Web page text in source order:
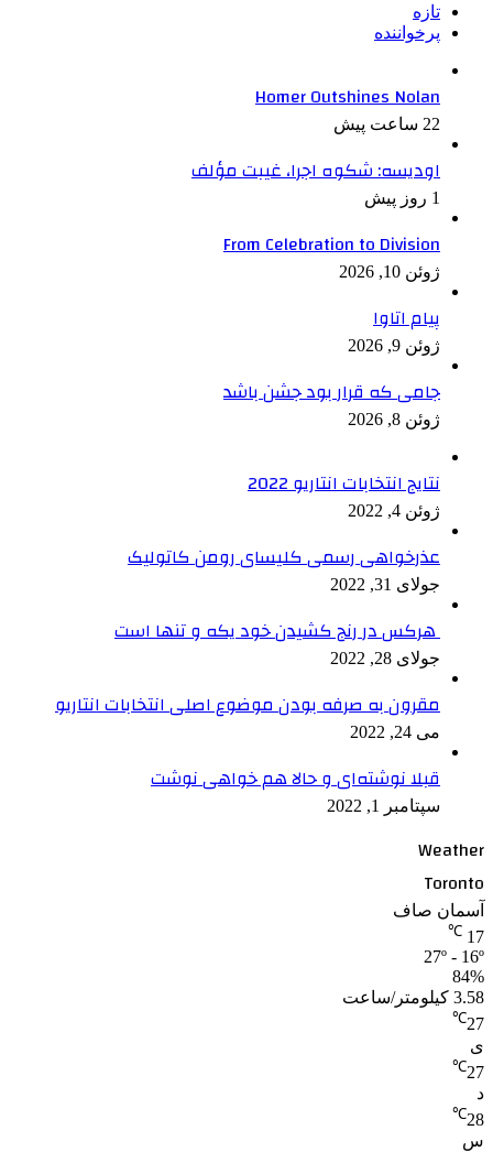
تازه
پرخواننده
Homer Outshines Nolan
22 ساعت پیش
اودیسه: شکوه اجرا، غیبت مؤلف
1 روز پیش
From Celebration to Division
ژوئن 10, 2026
پیام اتاوا
ژوئن 9, 2026
جامی که قرار بود جشن باشد
ژوئن 8, 2026
نتایج انتخابات انتاریو 2022
ژوئن 4, 2022
عذرخواهی رسمی کلیسای رومن کاتولیک
جولای 31, 2022
هرکس در رنج کشیدن خود یکه و تنها است
جولای 28, 2022
مقرون به صرفه بودن موضوع اصلی انتخابات انتاریو
می 24, 2022
قبلا نوشته‌ای و حالا هم خواهی نوشت
سپتامبر 1, 2022
Weather
Toronto
آسمان صاف
17
℃
27º - 16º
84%
3.58 کیلومتر/ساعت
27
℃
ی
27
℃
د
28
℃
س